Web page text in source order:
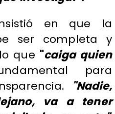
en que la
ser completa y
que "caiga quien
para
"Nadie,
va a tener